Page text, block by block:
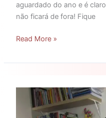
aguardado do ano e é
não ficará de fora! Fique
Read More »